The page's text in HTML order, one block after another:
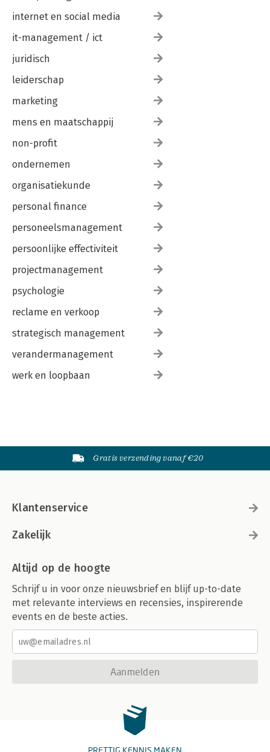
361
internet en social media
it-management / ict
juridisch
leiderschap
marketing
mens en maatschappij
non-profit
ondernemen
organisatiekunde
personal finance
personeelsmanagement
persoonlijke effectiviteit
projectmanagement
psychologie
reclame en verkoop
strategisch management
verandermanagement
werk en loopbaan
Gratis verzending vanaf €20
Klantenservice
Zakelijk
Altijd op de hoogte
Schrijf u in voor onze nieuwsbrief en blijf up-to-date
met relevante interviews en recensies, inspirerende
events en de beste acties.
Aanmelden
PRETTIG KENNIS MAKEN